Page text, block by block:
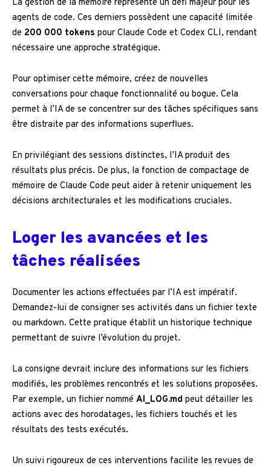
La gestion de la mémoire représente un défi majeur pour les
agents de code. Ces derniers possèdent une capacité limitée
de 200 000 tokens pour Claude Code et Codex CLI, rendant
nécessaire une approche stratégique.
Pour optimiser cette mémoire, créez de nouvelles
conversations pour chaque fonctionnalité ou bogue. Cela
permet à l’IA de se concentrer sur des tâches spécifiques sans
être distraite par des informations superflues.
En privilégiant des sessions distinctes, l’IA produit des
résultats plus précis. De plus, la fonction de compactage de
mémoire de Claude Code peut aider à retenir uniquement les
décisions architecturales et les modifications cruciales.
Loger les avancées et les
tâches réalisées
Documenter les actions effectuées par l’IA est impératif.
Demandez-lui de consigner ses activités dans un fichier texte
ou markdown. Cette pratique établit un historique technique
permettant de suivre l’évolution du projet.
La consigne devrait inclure des informations sur les fichiers
modifiés, les problèmes rencontrés et les solutions proposées.
Par exemple, un fichier nommé AI_LOG.md peut détailler les
actions avec des horodatages, les fichiers touchés et les
résultats des tests exécutés.
Un suivi rigoureux de ces interventions facilite les revues de